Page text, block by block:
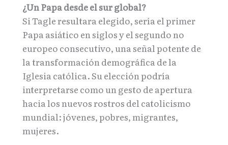
¿Un Papa desde el sur global?
Si Tagle resultara elegido, sería el primer
Papa asiático en siglos y el segundo no
europeo consecutivo, una señal potente de
la transformación demográfica de la
Iglesia católica. Su elección podría
interpretarse como un gesto de apertura
hacia los nuevos rostros del catolicismo
mundial: jóvenes, pobres, migrantes,
mujeres.